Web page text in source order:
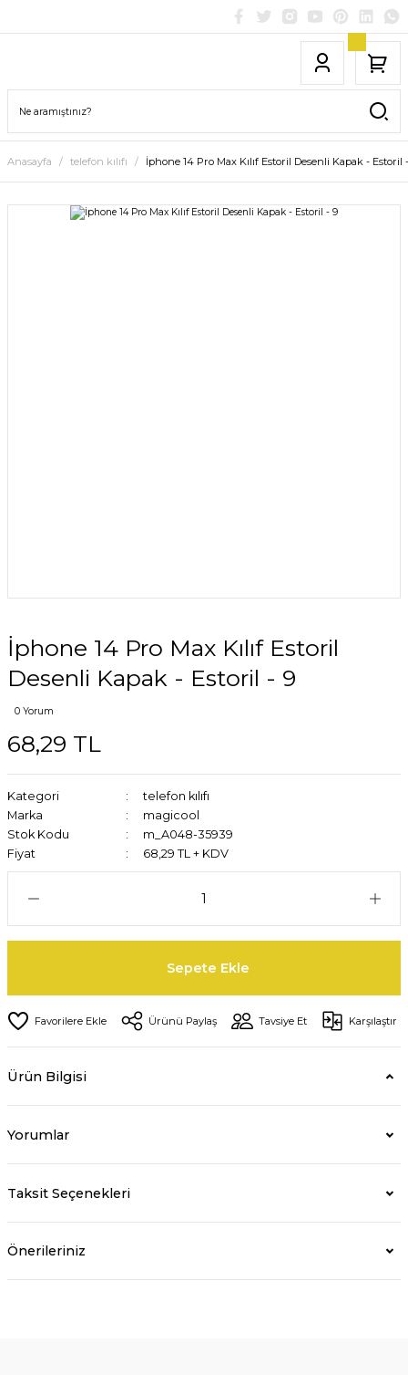
Anasayfa telefon kılıfı İphone 14 Pro Max Kılıf Estoril Desenli Kapak - Estoril
İphone 14 Pro Max Kılıf Estoril
Desenli Kapak - Estoril - 9
0 Yorum
68,29 TL
Kategori
telefon kılıfı
Marka
magicool
Stok Kodu
m_A048-35939
Fiyat
68,29 TL + KDV
Sepete Ekle
Ürünü Paylaş Tavsiye Et Karşılaştır
Ürün Bilgisi
Yorumlar
Taksit Seçenekleri
Önerileriniz